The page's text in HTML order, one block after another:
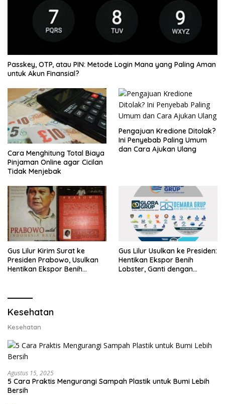
Passkey, OTP, atau PIN: Metode Login Mana yang Paling Aman
untuk Akun Finansial?
Cara Menghitung Total Biaya
Pinjaman Online agar Cicilan
Tidak Menjebak
Pengajuan Kredione Ditolak?
Ini Penyebab Paling Umum
dan Cara Ajukan Ulang
Gus Lilur Kirim Surat ke
Presiden Prabowo, Usulkan
Hentikan Ekspor Benih
Gus Lilur Usulkan ke Presiden:
Hentikan Ekspor Benih
Lobster, Ganti dengan
Kesehatan
Kesehatan
Agustus 15, 2025
5 Cara Praktis Mengurangi Sampah Plastik untuk Bumi Lebih
Bersih